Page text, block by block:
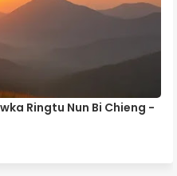
Ringtu Nun Bi Chieng -